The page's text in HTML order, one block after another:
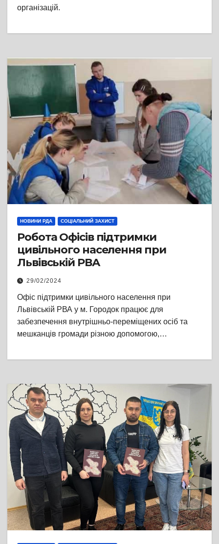
організацій.
НОВИНИ РДА СОЦІАЛЬНИЙ ЗАХИСТ
Робота Офісів підтримки
цивільного населення при
Львівській РВА
29/02/2024
Офіс підтримки цивільного населення при
Львівській РВА у м. Городок працює для
забезпечення внутрішньо-переміщених осіб та
мешканців громади різною допомогою,…